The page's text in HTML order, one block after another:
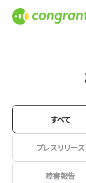
すべて
プレスリリース
障害報告